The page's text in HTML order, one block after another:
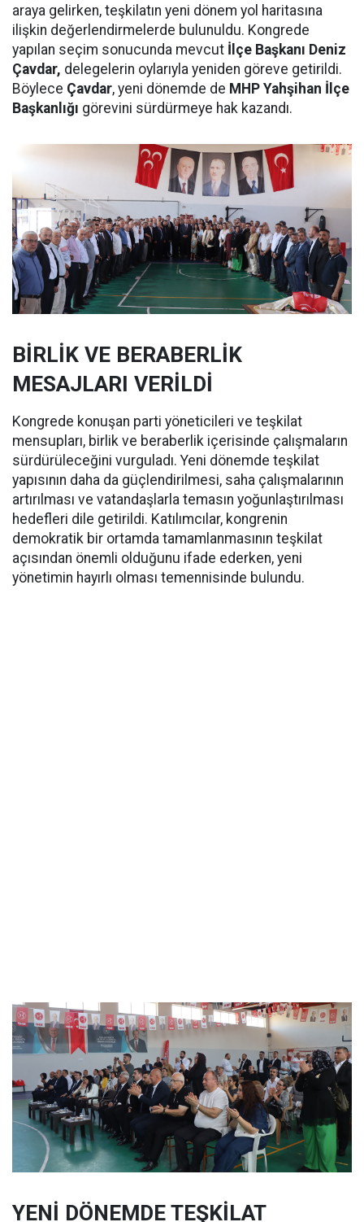
araya gelirken, teşkilatın yeni dönem yol haritasına
ilişkin değerlendirmelerde bulunuldu. Kongrede
yapılan seçim sonucunda mevcut İlçe Başkanı Deniz
Çavdar, delegelerin oylarıyla yeniden göreve getirildi.
Böylece Çavdar, yeni dönemde de MHP Yahşihan İlçe
Başkanlığı görevini sürdürmeye hak kazandı.
BİRLİK VE BERABERLİK
MESAJLARI VERİLDİ
Kongrede konuşan parti yöneticileri ve teşkilat
mensupları, birlik ve beraberlik içerisinde çalışmaların
sürdürüleceğini vurguladı. Yeni dönemde teşkilat
yapısının daha da güçlendirilmesi, saha çalışmalarının
artırılması ve vatandaşlarla temasın yoğunlaştırılması
hedefleri dile getirildi. Katılımcılar, kongrenin
demokratik bir ortamda tamamlanmasının teşkilat
açısından önemli olduğunu ifade ederken, yeni
yönetimin hayırlı olması temennisinde bulundu.
YENİ DÖNEMDE TEŞKİLAT